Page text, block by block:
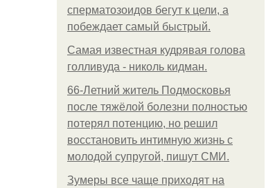
сперматозоидов бегут к цели, а
побеждает самый быстрый.
Самая известная кудрявая голова
голливуда - николь кидман.
66-Летний житель Подмосковья
после тяжёлой болезни полностью
потерял потенцию, но решил
восстановить интимную жизнь с
молодой супругой, пишут СМИ.
Зумеры все чаще приходят на